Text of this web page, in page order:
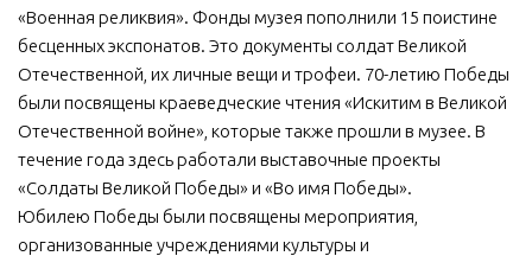
«Военная реликвия». Фонды музея пополнили 15 поистине
бесценных экспонатов. Это документы солдат Великой
Отечественной, их личные вещи и трофеи. 70-летию Победы
были посвящены краеведческие чтения «Искитим в Великой
Отечественной войне», которые также прошли в музее. В
течение года здесь работали выставочные проекты
«Солдаты Великой Победы» и «Во имя Победы».
Юбилею Победы были посвящены мероприятия,
организованные учреждениями культуры и